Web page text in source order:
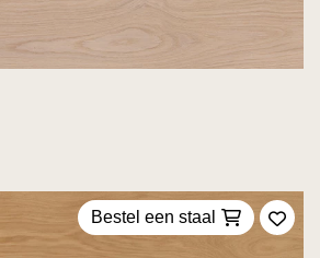
Bestel een staal